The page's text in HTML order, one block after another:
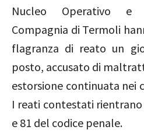
Nucleo Operativo e
Compagnia di Termoli
flagranza di reato un
posto, accusato di
estorsione continuata nei
I reati contestati
e 81 del codice penale.